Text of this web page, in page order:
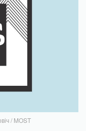
/ MOST